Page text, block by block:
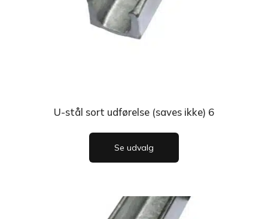
U-stål sort udførelse (saves ikke) 6
Se udvalg